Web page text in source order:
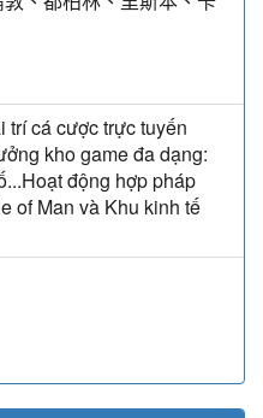
trí cá cược trực tuyến
kho game đa dạng:
động hợp pháp
of Man và Khu kinh tế